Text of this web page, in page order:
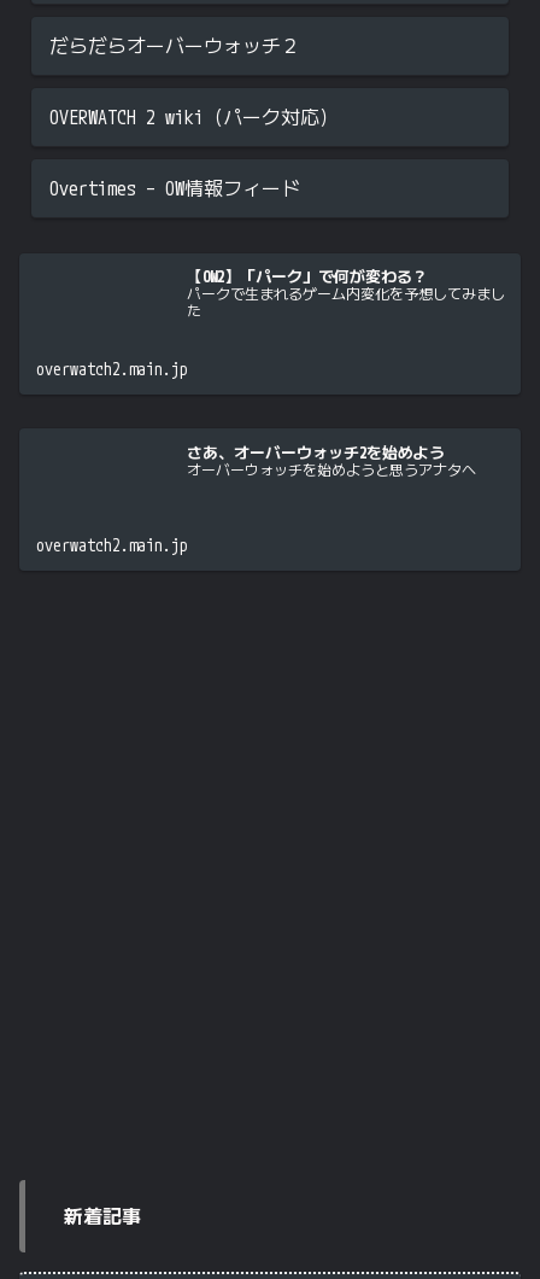
だらだらオーバーウォッチ２
OVERWATCH 2 wiki（パーク対応）
Overtimes – OW情報フィード
【OW2】「パーク」で何が変わる？
パークで生まれるゲーム内変化を予想してみまし
た
overwatch2.main.jp
さあ、オーバーウォッチ2を始めよう
オーバーウォッチを始めようと思うアナタへ
overwatch2.main.jp
新着記事